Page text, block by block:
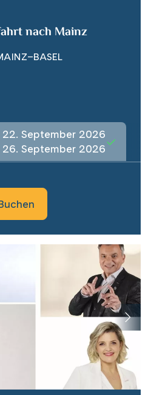
nach Mainz
22. September 2026
26. September 2026